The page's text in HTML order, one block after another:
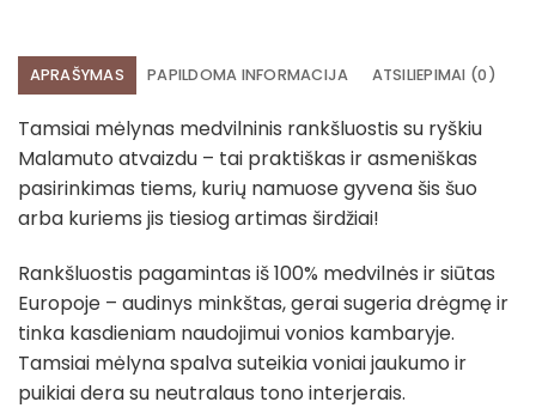
APRAŠYMAS PAPILDOMA INFORMACIJA ATSILIEPIMAI (0)
Tamsiai mėlynas medvilninis rankšluostis su ryškiu
Malamuto atvaizdu – tai praktiškas ir asmeniškas
pasirinkimas tiems, kurių namuose gyvena šis šuo
arba kuriems jis tiesiog artimas širdžiai!
Rankšluostis pagamintas iš 100% medvilnės ir siūtas
Europoje – audinys minkštas, gerai sugeria drėgmę ir
tinka kasdieniam naudojimui vonios kambaryje.
Tamsiai mėlyna spalva suteikia voniai jaukumo ir
puikiai dera su neutralaus tono interjerais.